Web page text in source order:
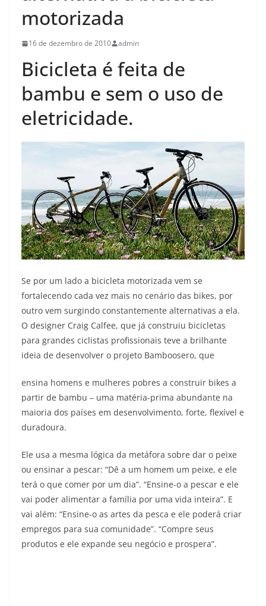
motorizada
16 de dezembro de 2010 admin
Bicicleta é feita de
bambu e sem o uso de
eletricidade.
Se por um lado a bicicleta motorizada vem se
fortalecendo cada vez mais no cenário das bikes, por
outro vem surgindo constantemente alternativas a ela.
O designer Craig Calfee, que já construiu bicicletas
para grandes ciclistas profissionais teve a brilhante
ideia de desenvolver o projeto Bamboosero, que
ensina homens e mulheres pobres a construir bikes a
partir de bambu – uma matéria-prima abundante na
maioria dos países em desenvolvimento, forte, flexível e
duradoura.
Ele usa a mesma lógica da metáfora sobre dar o peixe
ou ensinar a pescar: “Dê a um homem um peixe, e ele
terá o que comer por um dia”. “Ensine-o a pescar e ele
vai poder alimentar a família por uma vida inteira”. E
vai além: “Ensine-o as artes da pesca e ele poderá criar
empregos para sua comunidade”. “Compre seus
produtos e ele expande seu negócio e prospera”.